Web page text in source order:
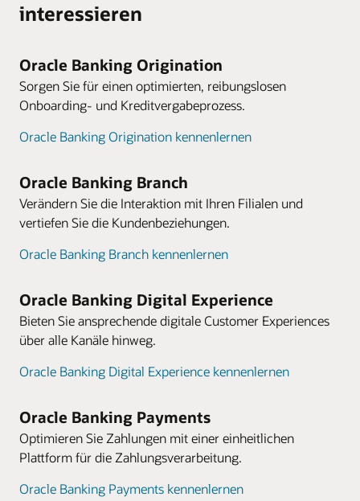
interessieren
Oracle Banking Origination
Sorgen Sie für einen optimierten, reibungslosen
Onboarding- und Kreditvergabeprozess.
Oracle Banking Origination kennenlernen
Oracle Banking Branch
Verändern Sie die Interaktion mit Ihren Filialen und
vertiefen Sie die Kundenbeziehungen.
Oracle Banking Branch kennenlernen
Oracle Banking Digital Experience
Bieten Sie ansprechende digitale Customer Experiences
über alle Kanäle hinweg.
Oracle Banking Digital Experience kennenlernen
Oracle Banking Payments
Optimieren Sie Zahlungen mit einer einheitlichen
Plattform für die Zahlungsverarbeitung.
Oracle Banking Payments kennenlernen